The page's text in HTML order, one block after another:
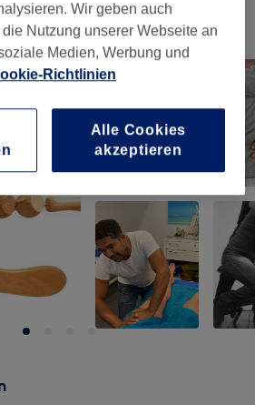
Details
Wir geben auch
Nutzung unserer Webseite an
Medien, Werbung und
Richtlinien
Alle Cookies
akzeptieren